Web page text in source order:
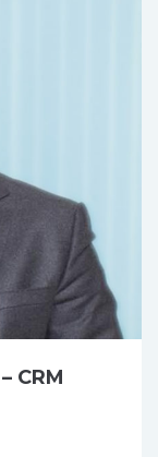
CRM